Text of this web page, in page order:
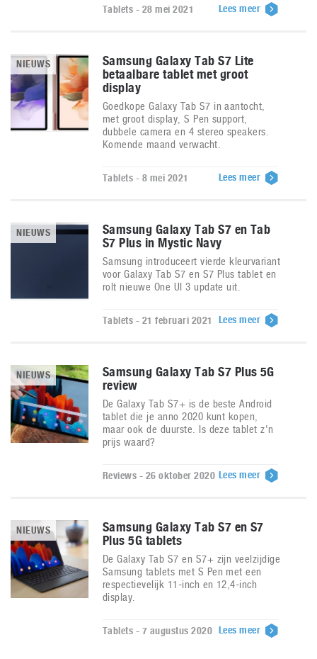
Tablets - 28 mei 2021 Lees meer
NIEUWS
Samsung Galaxy Tab S7 Lite
betaalbare tablet met groot
display
Goedkope Galaxy Tab S7 in aantocht,
met groot display, S Pen support,
dubbele camera en 4 stereo speakers.
Komende maand verwacht.
Tablets - 8 mei 2021 Lees meer
NIEUWS
Samsung Galaxy Tab S7 en Tab
S7 Plus in Mystic Navy
Samsung introduceert vierde kleurvariant
voor Galaxy Tab S7 en S7 Plus tablet en
rolt nieuwe One UI 3 update uit.
Tablets - 21 februari 2021 Lees meer
NIEUWS
Samsung Galaxy Tab S7 Plus 5G
review
De Galaxy Tab S7+ is de beste Android
tablet die je anno 2020 kunt kopen,
maar ook de duurste. Is deze tablet z'n
prijs waard?
Reviews - 26 oktober 2020 Lees meer
NIEUWS
Samsung Galaxy Tab S7 en S7
Plus 5G tablets
De Galaxy Tab S7 en S7+ zijn veelzijdige
Samsung tablets met S Pen met een
respectievelijk 11-inch en 12,4-inch
display.
Tablets - 7 augustus 2020 Lees meer